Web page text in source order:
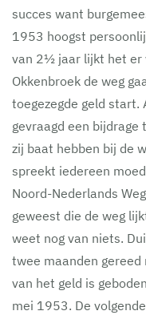
succes want
1953 hoogst
van 2½ jaar lijkt het er
Okkenbroek de weg
toegezegde geld start.
gevraagd een
zij baat hebben bij de
spreekt iedereen
Noord-Nederlands
geweest die de weg
weet nog van niets.
twee maanden
van het geld is
mei 1953. De